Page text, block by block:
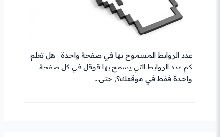
عدد الروابط المسموح بها في صفحة واحدة هل تعلم
كم عدد الروابط التي يسمح بها قوقل في كل صفحة
واحدة فقط في موقعك؟, حتى…